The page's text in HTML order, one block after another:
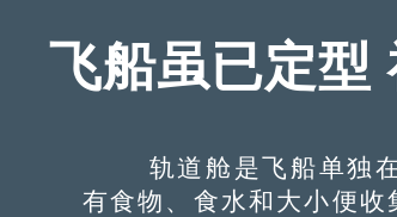
飞船虽已定型
轨道舱是飞船单独在
有食物、食水和大小便